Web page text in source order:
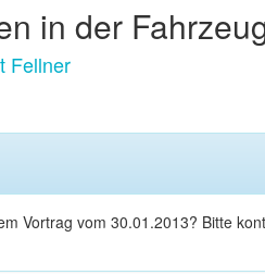
in der
Fellner
Vortrag vom 30.01.2013? Bitte